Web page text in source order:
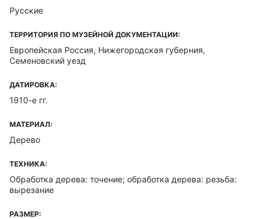
Русские
ТЕРРИТОРИЯ ПО МУЗЕЙНОЙ ДОКУМЕНТАЦИИ:
Европейская Россия, Нижегородская губерния,
Семеновский уезд
ДАТИРОВКА:
1910-е гг.
МАТЕРИАЛ:
Дерево
ТЕХНИКА:
Обработка дерева: точение; обработка дерева: резьба:
вырезание
РАЗМЕР: